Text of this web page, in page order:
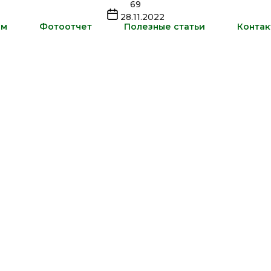
Фотоотчет Полезные статьи
69
Дата
записи
28.11.2022